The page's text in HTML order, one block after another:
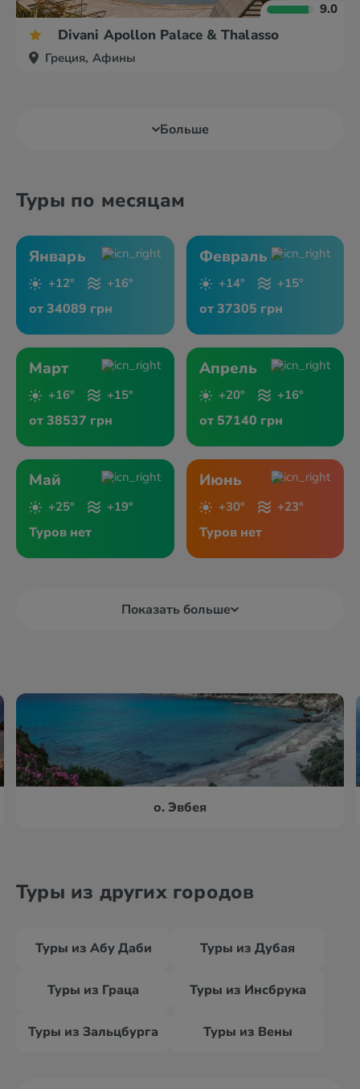
9.0
Divani Apollon Palace & Thalasso
Греция, Афины
Больше
Туры по месяцам
Январь
+12° +16°
от 34089 грн
Февраль
+14° +15°
от 37305 грн
Март
+16° +15°
от 38537 грн
Апрель
+20° +16°
от 57140 грн
Май
+25° +19°
Туров нет
Июнь
+30° +23°
Туров нет
Показать больше
о. Эвбея
Туры из других городов
Туры из Абу Даби Туры из Дубая
Туры из Граца Туры из Инсбрука
Туры из Зальцбурга Туры из Вены